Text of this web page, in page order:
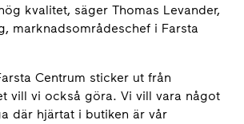
kvalitet, säger Thomas Levander,
marknadsområdeschef i Farsta
Centrum sticker ut från
vill vi också göra. Vi vill vara något
där hjärtat i butiken är vår